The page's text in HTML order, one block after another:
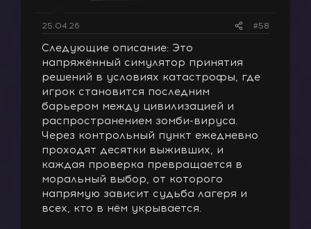
25.04.26 #58
Следующие описание: Это
напряжённый симулятор принятия
решений в условиях катастрофы, где
игрок становится последним
барьером между цивилизацией и
распространением зомби-вируса.
Через контрольный пункт ежедневно
проходят десятки выживших, и
каждая проверка превращается в
моральный выбор, от которого
напрямую зависит судьба лагеря и
всех, кто в нём укрывается.